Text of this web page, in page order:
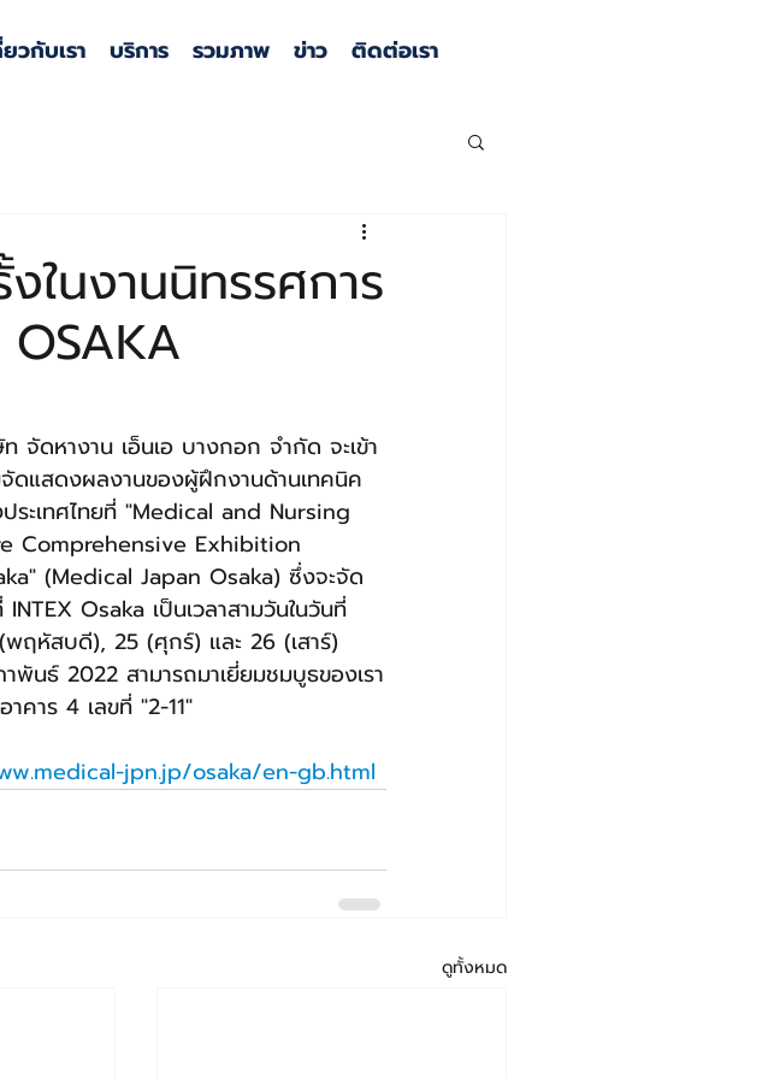
วกับเรา บริการ รวมภาพ ข่าว ติดต่อเรา
ในงานนิทรรศการ
จัดหางาน เอ็นเอ บางกอก จำกัด จะเข้า
ดแสดงผลงานของผู้ฝึกงานด้านเทคนิค
ระเทศไทยที่ "Medical and Nursing
Comprehensive Exhibition
(Medical Japan Osaka) ซึ่งจะจัด
INTEX Osaka เป็นเวลาสามวันในวันที่
ฤหัสบดี), 25 (ศุกร์) และ 26 (เสาร์)
พันธ์ 2022 สามารถมาเยี่ยมชมบูธของเรา
าคาร 4 เลขที่ "2-11"
jpn.jp/osaka/en-gb.html
ดูทั้งหมด